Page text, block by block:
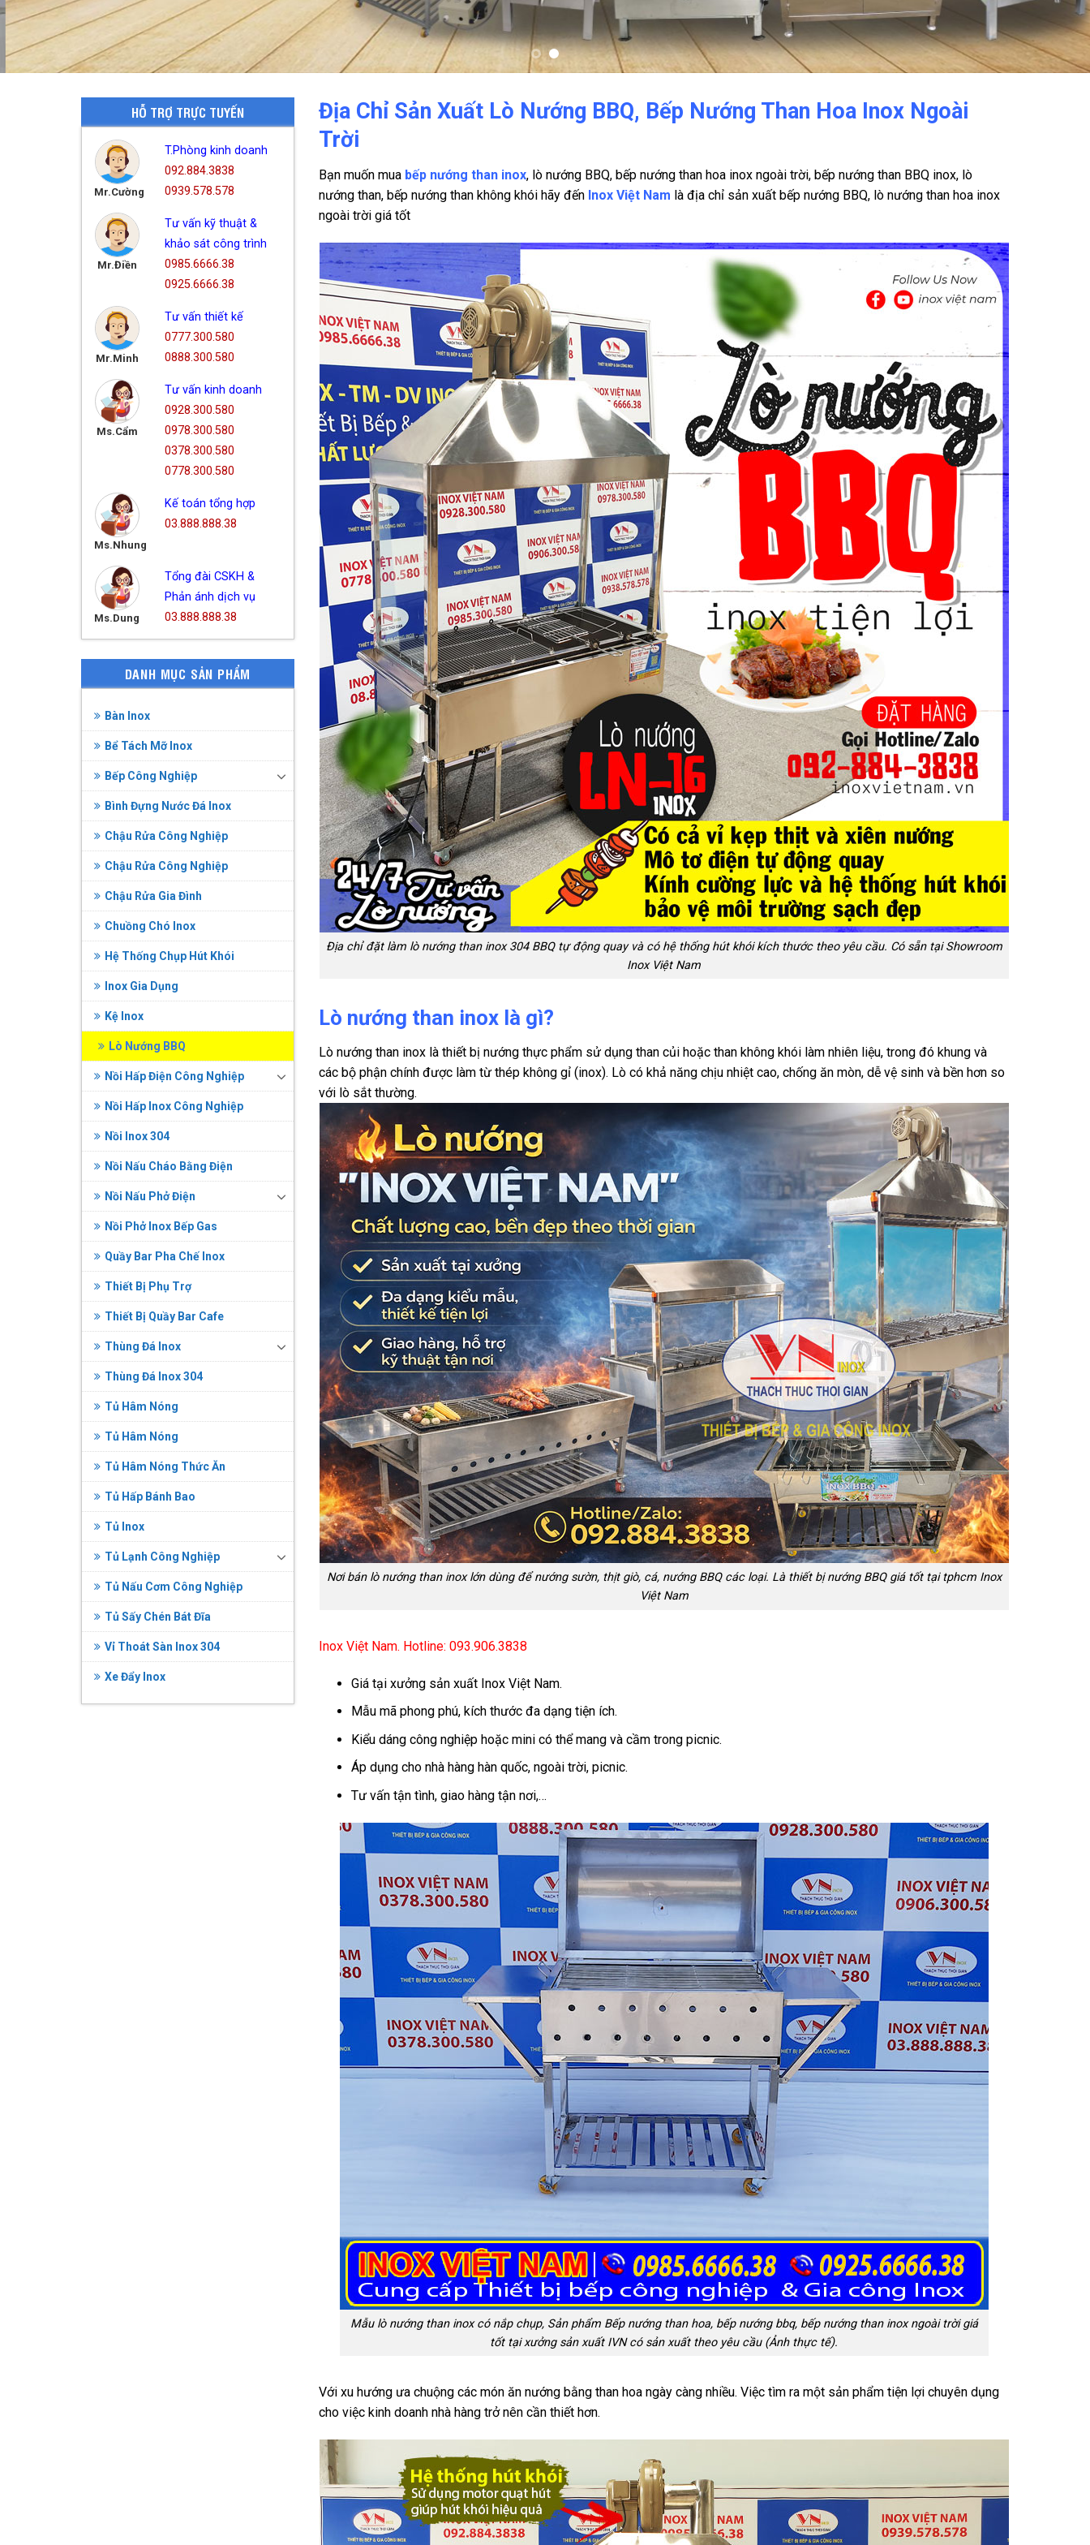
HỖ TRỢ TRỰC TUYẾN
Mr.Cường
T.Phòng kinh doanh
092.884.3838
0939.578.578
Mr.Điền
Tư vấn kỹ thuật &
khảo sát công trình
0985.6666.38
0925.6666.38
Mr.Minh
Tư vấn thiết kế
0777.300.580
0888.300.580
Ms.Cẩm
Tư vấn kinh doanh
0928.300.580
0978.300.580
0378.300.580
0778.300.580
Ms.Nhung
Kế toán tổng hợp
03.888.888.38
Ms.Dung
Tổng đài CSKH &
Phản ánh dịch vụ
03.888.888.38
DANH MỤC SẢN PHẨM
Bàn Inox
Bể Tách Mỡ Inox
Bếp Công Nghiệp
Bình Đựng Nước Đá Inox
Chậu Rửa Công Nghiệp
Chậu Rửa Công Nghiệp
Chậu Rửa Gia Đình
Chuồng Chó Inox
Hệ Thống Chụp Hút Khói
Inox Gia Dụng
Kệ Inox
Lò Nướng BBQ
Nồi Hấp Điện Công Nghiệp
Nồi Hấp Inox Công Nghiệp
Nồi Inox 304
Nồi Nấu Cháo Bằng Điện
Nồi Nấu Phở Điện
Nồi Phở Inox Bếp Gas
Quầy Bar Pha Chế Inox
Thiết Bị Phụ Trợ
Thiết Bị Quầy Bar Cafe
Thùng Đá Inox
Thùng Đá Inox 304
Tủ Hâm Nóng
Tủ Hâm Nóng
Tủ Hâm Nóng Thức Ăn
Tủ Hấp Bánh Bao
Tủ Inox
Tủ Lạnh Công Nghiệp
Tủ Nấu Cơm Công Nghiệp
Tủ Sấy Chén Bát Đĩa
Vỉ Thoát Sàn Inox 304
Xe Đẩy Inox
Địa Chỉ Sản Xuất Lò Nướng BBQ, Bếp Nướng Than Hoa Inox Ngoài
Trời
Bạn muốn mua bếp nướng than inox, lò nướng BBQ, bếp nướng than hoa inox ngoài trời, bếp nướng than BBQ inox, lò
nướng than, bếp nướng than không khói hãy đến Inox Việt Nam là địa chỉ sản xuất bếp nướng BBQ, lò nướng than hoa inox
ngoài trời giá tốt
Địa chỉ đặt làm lò nướng than inox 304 BBQ tự động quay và có hệ thống hút khói kích thước theo yêu cầu. Có sẵn tại Showroom
Inox Việt Nam
Lò nướng than inox là gì?
Lò nướng than inox là thiết bị nướng thực phẩm sử dụng than củi hoặc than không khói làm nhiên liệu, trong đó khung và
các bộ phận chính được làm từ thép không gỉ (inox). Lò có khả năng chịu nhiệt cao, chống ăn mòn, dễ vệ sinh và bền hơn so
với lò sắt thường.
Nơi bán lò nướng than inox lớn dùng để nướng sườn, thịt giò, cá, nướng BBQ các loại. Là thiết bị nướng BBQ giá tốt tại tphcm Inox
Việt Nam
Inox Việt Nam. Hotline: 093.906.3838
Giá tại xưởng sản xuất Inox Việt Nam.
Mẫu mã phong phú, kích thước đa dạng tiện ích.
Kiểu dáng công nghiệp hoặc mini có thể mang và cầm trong picnic.
Áp dụng cho nhà hàng hàn quốc, ngoài trời, picnic.
Tư vấn tận tình, giao hàng tận nơi,…
Mẫu lò nướng than inox có nắp chụp, Sản phẩm Bếp nướng than hoa, bếp nướng bbq, bếp nướng than inox ngoài trời giá
tốt tại xưởng sản xuất IVN có sản xuất theo yêu cầu (Ảnh thực tế).
Với xu hướng ưa chuộng các món ăn nướng bằng than hoa ngày càng nhiều. Việc tìm ra một sản phẩm tiện lợi chuyên dụng
cho việc kinh doanh nhà hàng trở nên cần thiết hơn.